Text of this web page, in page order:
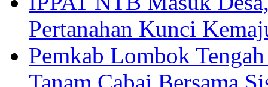
IPPAT NTB Masuk
Pertanahan Kunci
Pemkab Lombok